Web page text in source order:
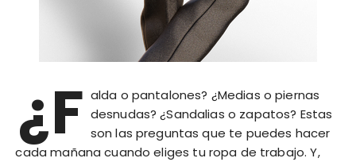
¿F alda o pantalones? ¿Medias o piernas
desnudas? ¿Sandalias o zapatos? Estas
son las preguntas que te puedes hacer
cada mañana cuando eliges tu ropa de trabajo. Y,